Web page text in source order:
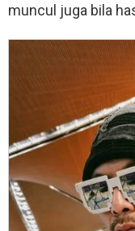
muncul juga bila